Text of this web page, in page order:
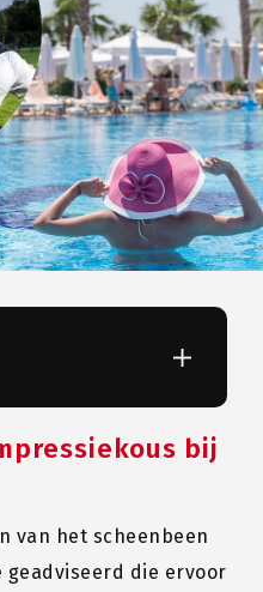
bij
van het scheenbeen
geadviseerd die ervoor